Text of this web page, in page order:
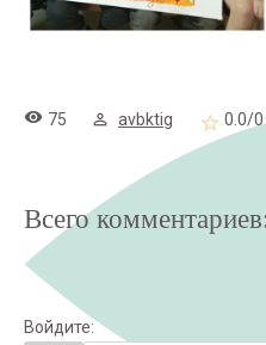
75 avbktig 0.0/0
Всего комментариев
Войдите: